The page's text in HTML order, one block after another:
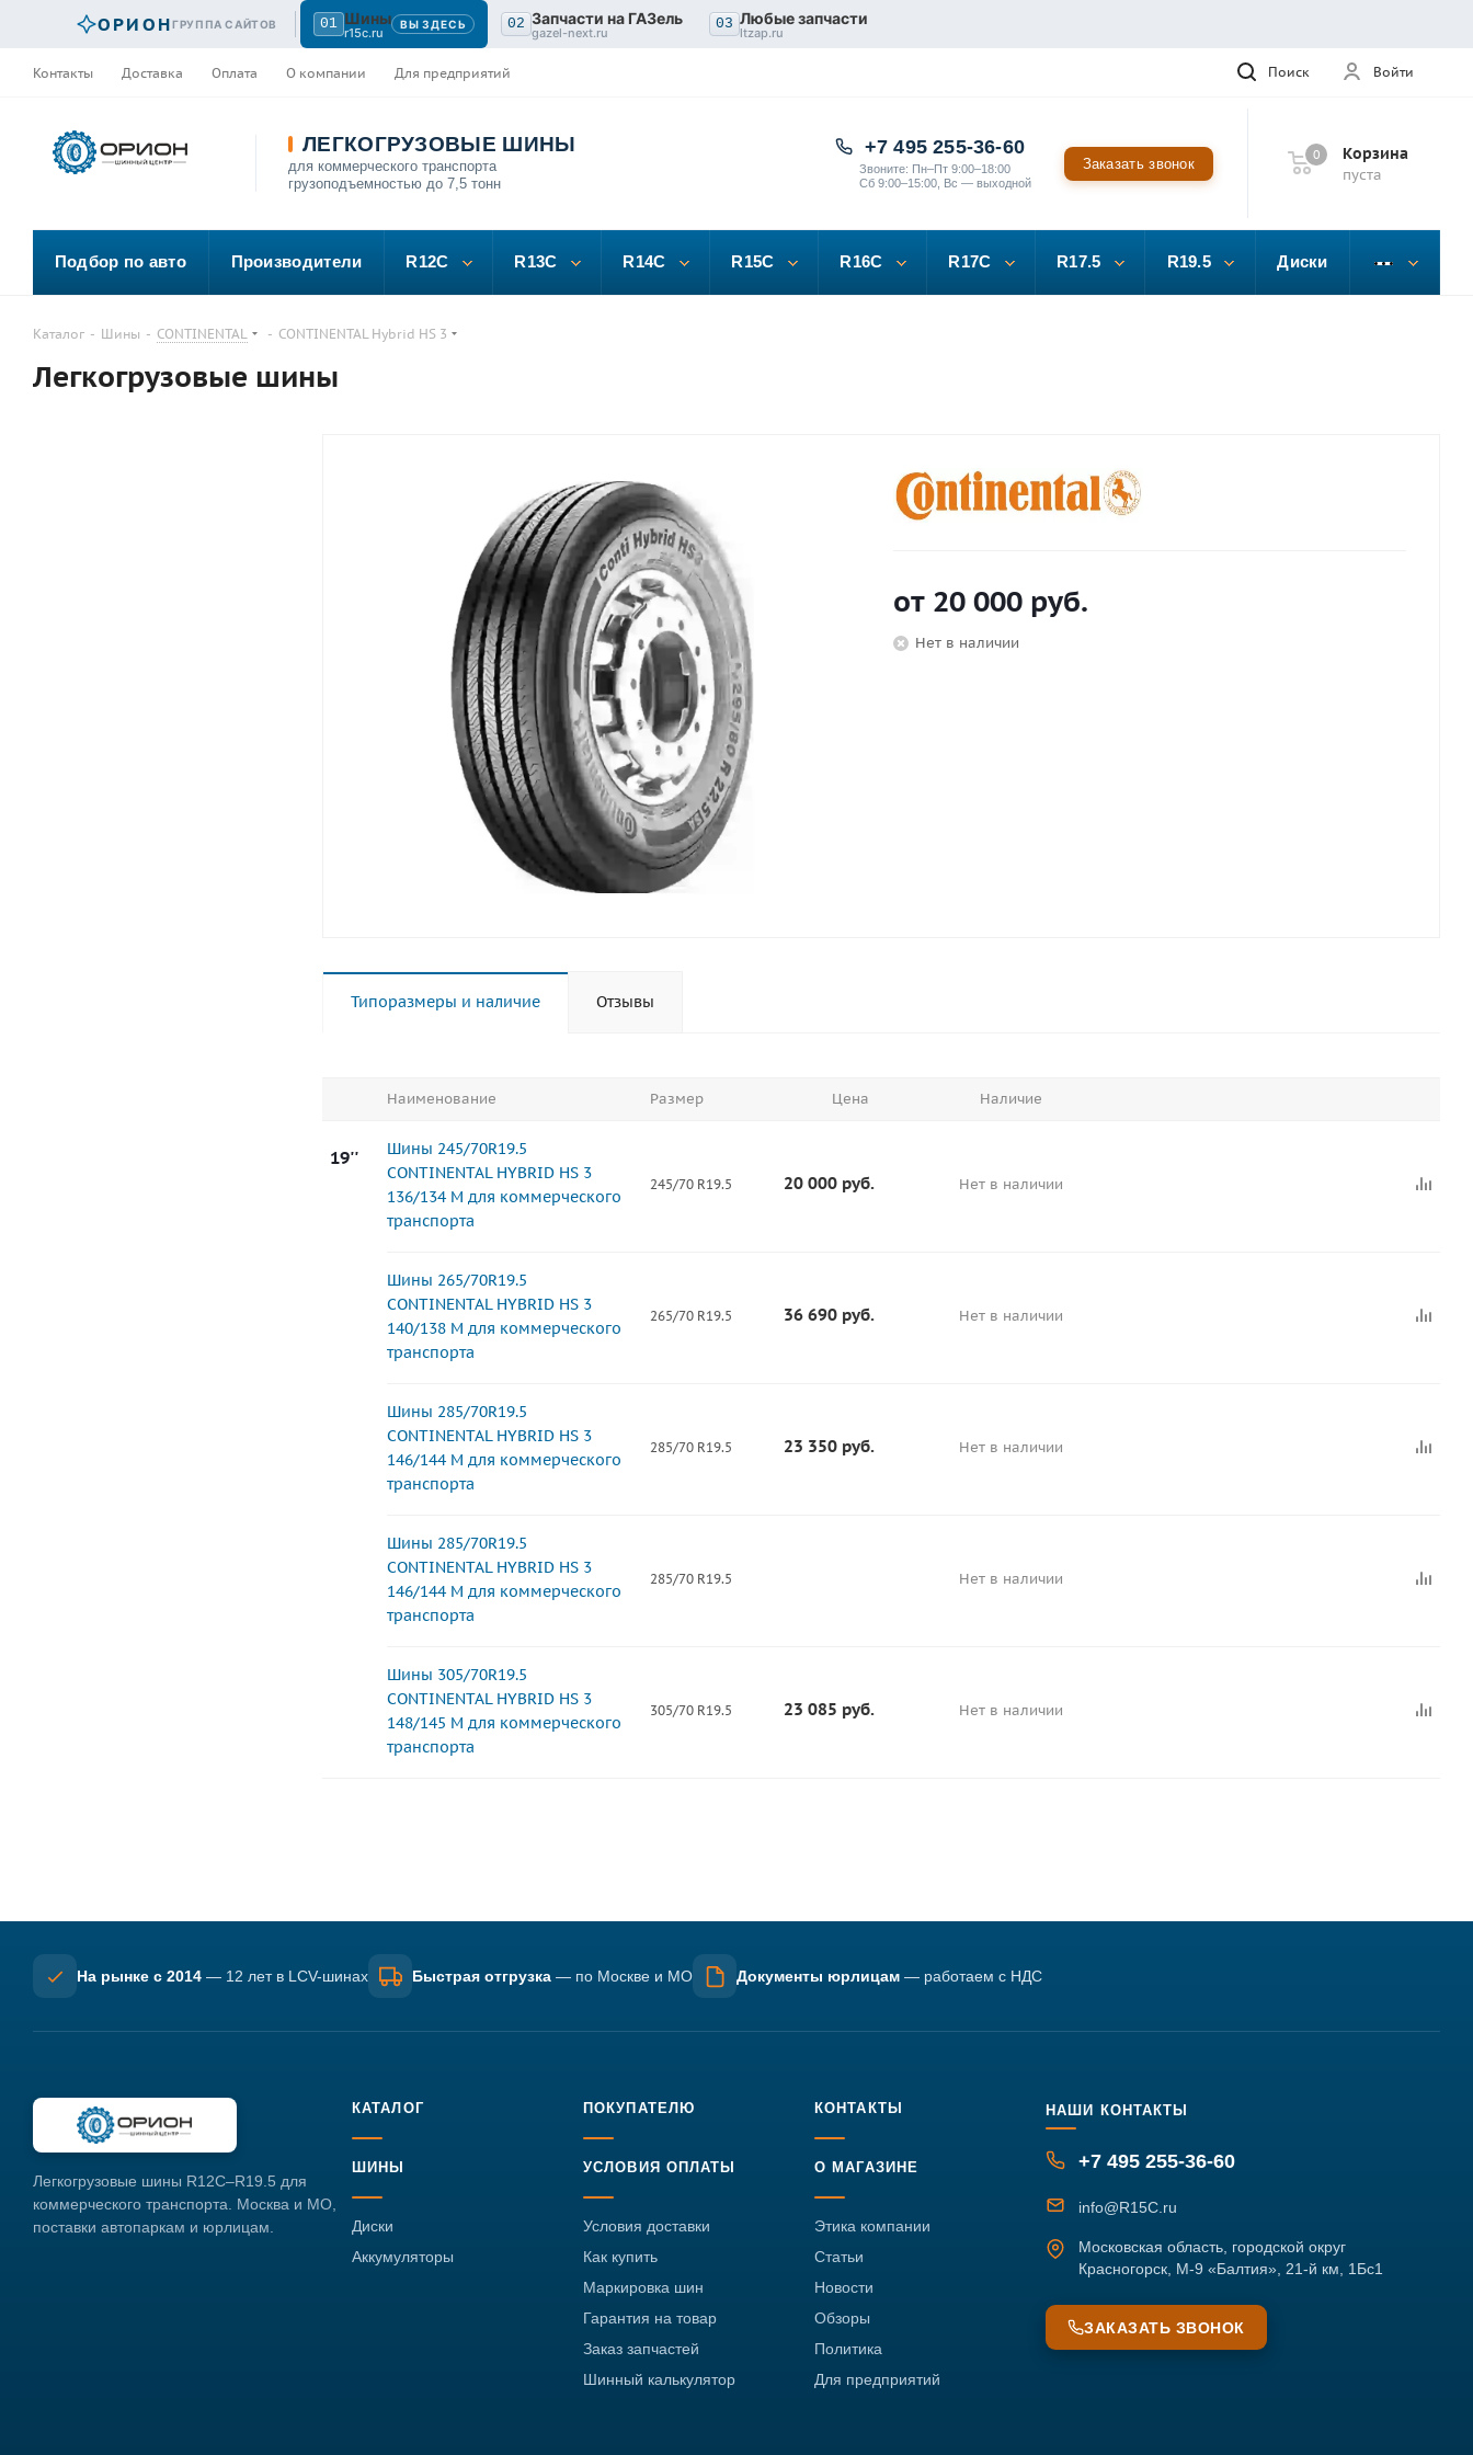
ОРИОНГРУППА САЙТОВ 01 Шины
r15c.ru
ВЫ ЗДЕСЬ 02 Запчасти на ГАЗель
gazel-next.ru
03 Любые запчасти
ltzap.ru
Контакты Доставка Оплата О компании Для предприятий Войти
Поиск
ЛЕГКОГРУЗОВЫЕ ШИНЫ
для коммерческого транспорта
грузоподъемностью до 7,5 тонн
Корзина
пуста
0
+7 495 255-36-60
Звоните: Пн–Пт 9:00–18:00
Сб 9:00–15:00, Вс — выходной
Заказать звонок
Подбор по авто Производители R12C R13C R14C R15C R16C R17C R17.5 R19.5 Диски
Каталог - Шины - CONTINENTAL - CONTINENTAL Hybrid HS 3
Легкогрузовые шины
от 20 000 руб.
Нет в наличии
Типоразмеры и наличие Отзывы
Наименование Размер Цена Наличие
19''
Шины 245/70R19.5
CONTINENTAL HYBRID HS 3
136/134 M для коммерческого
транспорта
245/70 R19.5 20 000 руб. Нет в наличии
Шины 265/70R19.5
CONTINENTAL HYBRID HS 3
140/138 M для коммерческого
транспорта
265/70 R19.5 36 690 руб. Нет в наличии
Шины 285/70R19.5
CONTINENTAL HYBRID HS 3
146/144 M для коммерческого
транспорта
285/70 R19.5 23 350 руб. Нет в наличии
Шины 285/70R19.5
CONTINENTAL HYBRID HS 3
146/144 M для коммерческого
транспорта
285/70 R19.5 Нет в наличии
Шины 305/70R19.5
CONTINENTAL HYBRID HS 3
148/145 M для коммерческого
транспорта
305/70 R19.5 23 085 руб. Нет в наличии
На рынке с 2014 — 12 лет в LCV-шинах Быстрая отгрузка — по Москве и МО Документы юрлицам — работаем с НДС
Легкогрузовые шины R12C–R19.5 для
коммерческого транспорта. Москва и МО,
поставки автопаркам и юрлицам.
КАТАЛОГ
ШИНЫ
Диски
Аккумуляторы
ПОКУПАТЕЛЮ
УСЛОВИЯ ОПЛАТЫ
Условия доставки
Как купить
Маркировка шин
Гарантия на товар
Заказ запчастей
Шинный калькулятор
КОНТАКТЫ
О МАГАЗИНЕ
Этика компании
Статьи
Новости
Обзоры
Политика
Для предприятий
НАШИ КОНТАКТЫ
+7 495 255-36-60
info@R15C.ru
Московская область, городской округ
Красногорск, М-9 «Балтия», 21-й км, 1Бс1
ЗАКАЗАТЬ ЗВОНОК